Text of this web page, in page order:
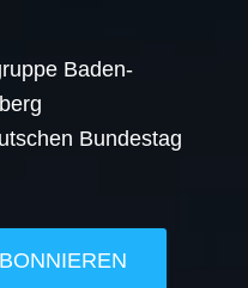
Baden-
Bundestag